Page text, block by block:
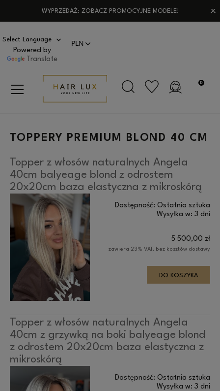
WYPRZEDAŻ: ZOBACZ PROMOCYJNE MODELE!
Powered by
Translate
TOPPERY PREMIUM BLOND 40 CM
Topper z włosów naturalnych Angela
40cm balyeage blond z odrostem
20x20cm baza elastyczna z mikroskórą
Dostępność: Ostatnia sztuka
Wysyłka w: 3 dni
5 500,00 zł
zawiera 23% VAT, bez kosztów dostawy
DO KOSZYKA
Topper z włosów naturalnych Angela
40cm z grzywką na boki balyeage blond
z odrostem 20x20cm baza elastyczna z
mikroskórą
Dostępność: Ostatnia sztuka
Wysyłka w: 3 dni